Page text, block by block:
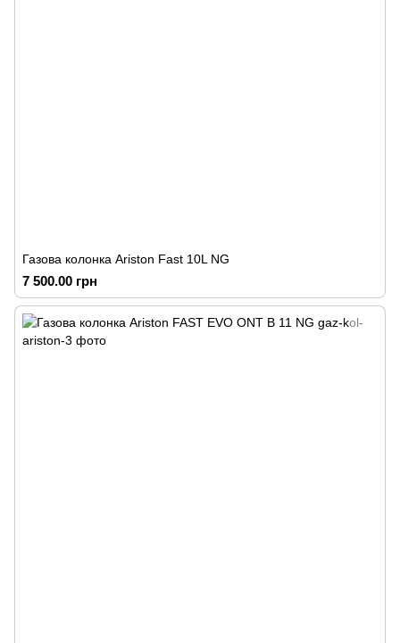
Газова колонка Ariston Fast 10L NG
7 500.00 грн